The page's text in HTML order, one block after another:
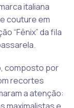
italiana
couture em
“Fênix” da fila
composto por
recortes
a atenção: